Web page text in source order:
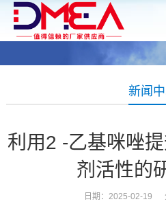
新闻
利用2 -乙基咪唑
剂活性的
日期：2025-02-19